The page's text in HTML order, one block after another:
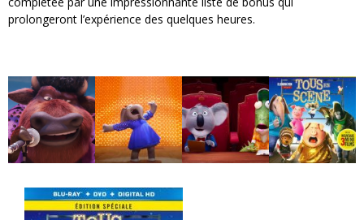
prolongeront l’expérience des quelques heures.